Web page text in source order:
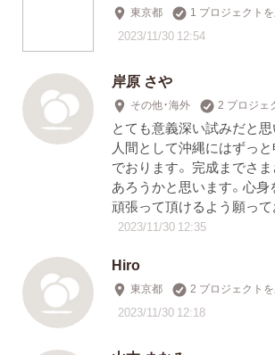
東京都 1 プロジェクト
2023/11/30 12:54
岸原 さや
その他・海外 2 プロジェ
とても意義深い試みだと
人間として沖縄にはずっ
でおります。 完成までさ
あろうかと思います。心
頑張って頂けるよう願って
2023/11/30 12:35
Hiro
東京都 2 プロジェクト
2023/11/30 12:18